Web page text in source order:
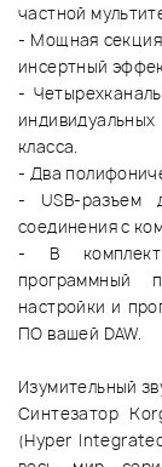
частной
- Мощная
инсертный
-
класса.
- Два
- USB-разъем
соединения с
- В комплект
программный
настройки и
ПО вашей DAW.
Изумительный
Синтезатор
(Hyper